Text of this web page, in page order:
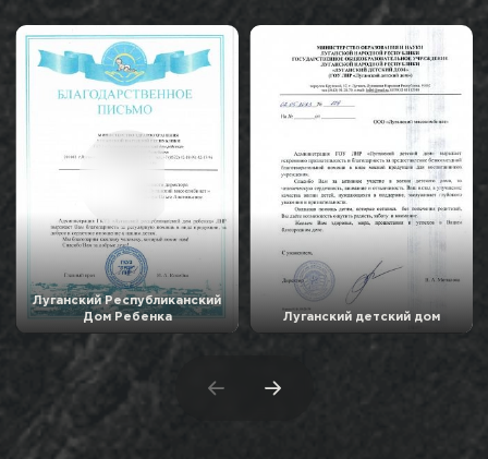
Луганский Республиканский
Дом Ребенка
Луганский детский дом